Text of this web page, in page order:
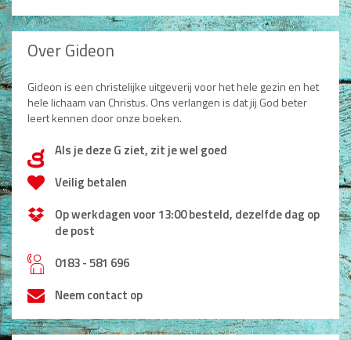
Over Gideon
Gideon is een christelijke uitgeverij voor het hele gezin en het
hele lichaam van Christus. Ons verlangen is dat jij God beter
leert kennen door onze boeken.
dAls je deze G ziet, zit je wel goed
Veilig betalen
Op werkdagen voor 13:00 besteld, dezelfde dag op
de post
h0183 - 581 696
Neem contact op